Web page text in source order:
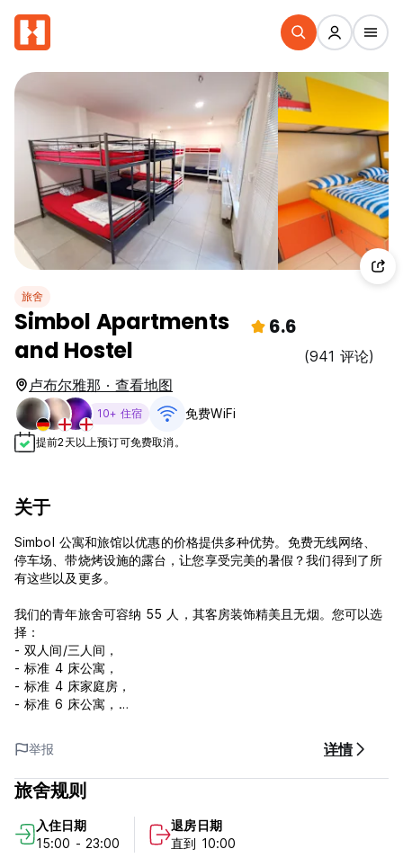
旅舍
Simbol Apartments
and Hostel
6.6
(941 评论)
卢布尔雅那 · 查看地图
10+ 住宿 免费WiFi
提前2天以上预订可免费取消。
关于
Simbol 公寓和旅馆以优惠的价格提供多种优势。免费无线网络、
停车场、带烧烤设施的露台，让您享受完美的暑假？我们得到了所
有这些以及更多。
我们的青年旅舍可容纳 55 人，其客房装饰精美且无烟。您可以选
择：
- 双人间/三人间，
- 标准 4 床公寓，
- 标准 4 床家庭房，
- 标准 6 床公寓，
地点
Simbol Hostel旅馆坐落在卢布尔雅那东南部一个安静且绿色的地
区。悠闲步行 10 分钟即可到达镇中心老城区的起点（特尔诺沃教
心的老城区，经过卢布尔雅尼察河沿岸的许多酒吧和餐馆。如果您
愿意，您可以乘坐巴士前往市中心（只需几分钟的路程）。
举报 详情
旅舍规则
入住日期
15:00 - 23:00
退房日期
直到 10:00